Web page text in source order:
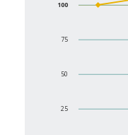
25
50
75
100